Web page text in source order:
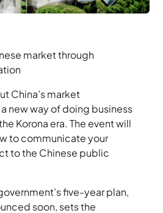
market through
China’s market
new way of doing business
Korona era. The event will
to communicate your
to the Chinese public
five-year plan,
soon, sets the